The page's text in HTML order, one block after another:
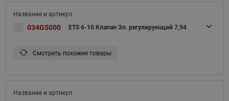
034G5000 ETS 6-10 Клапан Эл. регулирующий 7,94
Смотреть похожие товары